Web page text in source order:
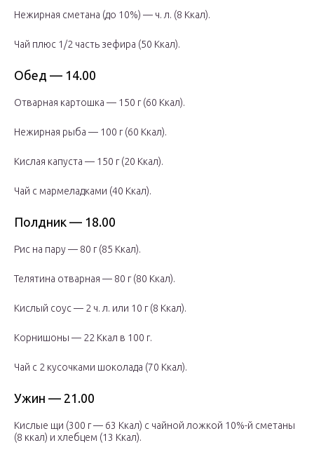
Нежирная сметана (до 10%) — ч. л. (8 Ккал).
Чай плюс 1/2 часть зефира (50 Ккал).
Обед — 14.00
Отварная картошка — 150 г (60 Ккал).
Нежирная рыба — 100 г (60 Ккал).
Кислая капуста — 150 г (20 Ккал).
Чай с мармеладками (40 Ккал).
Полдник — 18.00
Рис на пару — 80 г (85 Ккал).
Телятина отварная — 80 г (80 Ккал).
Кислый соус — 2 ч. л. или 10 г (8 Ккал).
Корнишоны — 22 Ккал в 100 г.
Чай с 2 кусочками шоколада (70 Ккал).
Ужин — 21.00
Кислые щи (300 г — 63 Ккал) с чайной ложкой 10%-й сметаны
(8 ккал) и хлебцем (13 Ккал).